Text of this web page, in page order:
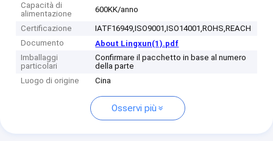
Capacità di
alimentazione
600KK/anno
Certificazione
IATF16949,ISO9001,ISO14001,ROHS,REACH
Documento
About Lingxun(1).pdf
Imballaggi
particolari
Confirmare il pacchetto in base al numero
della parte
Luogo di origine
Cina
Osservi più